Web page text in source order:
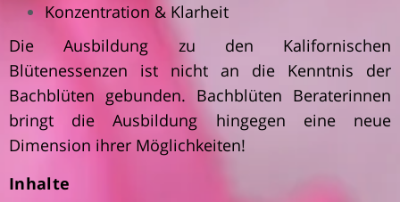
Konzentration & Klarheit
Die Ausbildung zu den Kalifornischen
Blütenessenzen ist nicht an die Kenntnis der
Bachblüten gebunden. Bachblüten Beraterinnen
bringt die Ausbildung hingegen eine neue
Dimension ihrer Möglichkeiten!
Inhalte